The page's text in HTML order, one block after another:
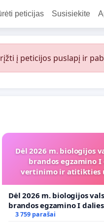
peticijas Susisiekite
į peticijos puslapį ir
Dėl 2026 m. biologijos
brandos egzamino I
vertinimo ir atitikties
Dėl 2026 m. biologijos
brandos egzamino I
ir atitikties ugdymo
3 759 parašai